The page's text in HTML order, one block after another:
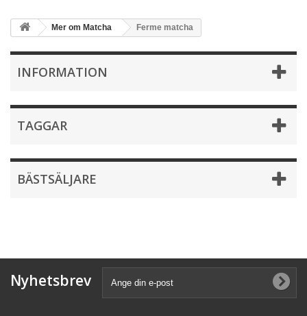
Mer om Matcha Ferme matcha
INFORMATION
TAGGAR
BÄSTSÄLJARE
Nyhetsbrev